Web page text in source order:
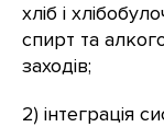
хліб і
спирт та
заходів;
2) інтеграція